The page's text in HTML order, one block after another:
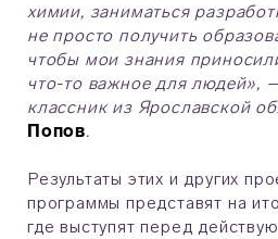
химии, заниматься
не просто получить
чтобы мои знания
что-то важное для людей»,
классник из Ярославской
Попов.
Результаты этих и других
программы представят на
где выступят перед